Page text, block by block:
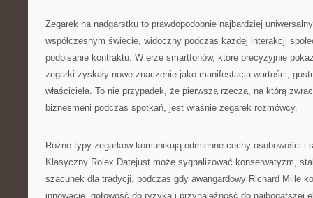
Zegarek na nadgarstku to prawdopodobnie najbardziej
współczesnym świecie, widoczny podczas każdej interakcji
podpisanie kontraktu. W erze smartfonów, które precyzyjnie
zegarki zyskały nowe znaczenie jako manifestacja wartości,
właściciela. To nie przypadek, że pierwszą rzeczą, na którą
biznesmeni podczas spotkań, jest właśnie zegarek rozmówcy.
Różne typy zegarków komunikują odmienne cechy osobowości i
Klasyczny Rolex Datejust może sygnalizować konserwatyzm,
szacunek dla tradycji, podczas gdy awangardowy Richard Mille
innowacje, gotowość do ryzyka i przynależność do najbogatszej